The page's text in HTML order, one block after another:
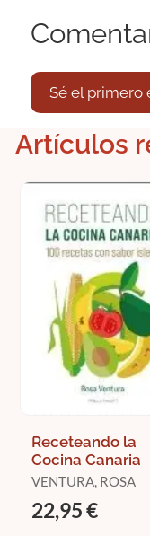
Sé el primero
Artículos
Receteando la
Cocina Canaria
VENTURA, ROSA
22,95 €